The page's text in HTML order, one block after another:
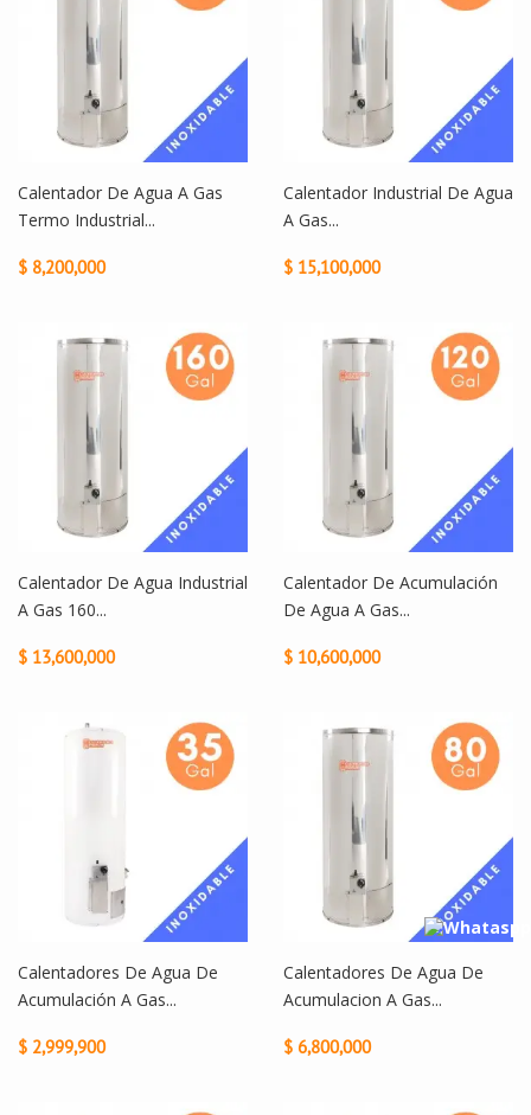
Calentador De Agua A Gas
Termo Industrial...
$ 8,200,000
Calentador Industrial De Agua
A Gas...
$ 15,100,000
Calentador De Agua Industrial
A Gas 160...
$ 13,600,000
Calentador De Acumulación
De Agua A Gas...
$ 10,600,000
Calentadores De Agua De
Acumulación A Gas...
$ 2,999,900
Calentadores De Agua De
Acumulacion A Gas...
$ 6,800,000